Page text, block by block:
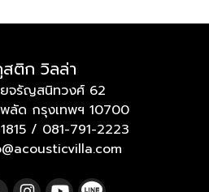
สติก วิลล่า
จรัญสนิทวงศ์ 62
ลัด กรุงเทพฯ 10700
/ 081-791-2223